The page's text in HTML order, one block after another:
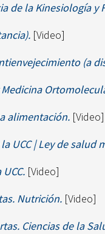
de la Kinesiología y
[Video]
(a
alimentación. [Video]
UCC | Ley de salud
[Video]
Nutrición. [Video]
Ciencias de la